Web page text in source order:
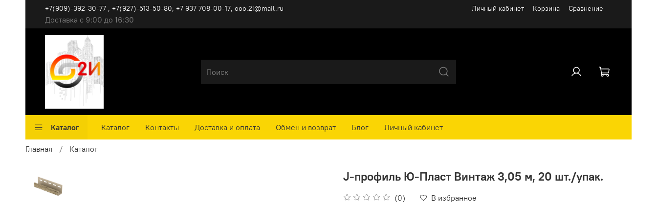
Личный кабинет Корзина Сравнение
Доставка с 9:00 до 16:30
+7(909)-392-30-77 , +7(927)-513-50-80, ‪+7 937 708-00-17, ooo.2i@mail.ru
Каталог Каталог Контакты Доставка и оплата Обмен и возврат Блог Личный кабинет
Главная Каталог
J-профиль Ю-Пласт Винтаж 3,05 м, 20 шт./упак.
(0) В избранное